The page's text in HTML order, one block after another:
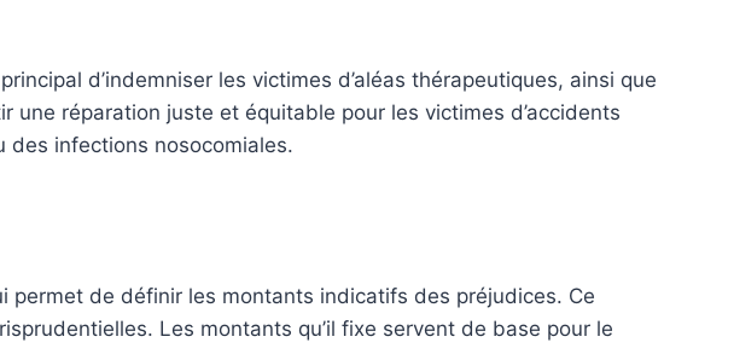
d’indemniser les victimes d’aléas thérapeutiques, ainsi que
une réparation juste et équitable pour les victimes d’accidents
des infections nosocomiales.
permet de définir les montants indicatifs des préjudices. Ce
Les montants qu’il fixe servent de base pour le